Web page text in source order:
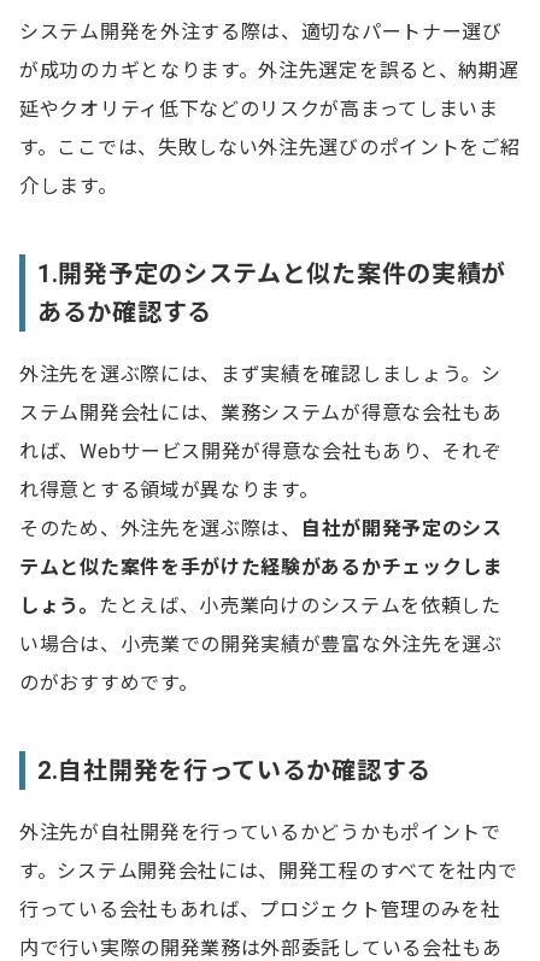
システム開発を外注する際は、適切なパートナー選び
が成功のカギとなります。外注先選定を誤ると、納期遅
延やクオリティ低下などのリスクが高まってしまいま
す。ここでは、失敗しない外注先選びのポイントをご紹
介します。
1.開発予定のシステムと似た案件の実績が
あるか確認する
外注先を選ぶ際には、まず実績を確認しましょう。シ
ステム開発会社には、業務システムが得意な会社もあ
れば、Webサービス開発が得意な会社もあり、それぞ
れ得意とする領域が異なります。
そのため、外注先を選ぶ際は、
自社が開発予定のシス
テムと似た案件を手がけた経験があるかチェックしま
しょう。
たとえば、小売業向けのシステムを依頼した
い場合は、小売業での開発実績が豊富な外注先を選ぶ
のがおすすめです。
2.自社開発を行っているか確認する
外注先が自社開発を行っているかどうかもポイントで
す。システム開発会社には、開発工程のすべてを社内で
行っている会社もあれば、プロジェクト管理のみを社
内で行い実際の開発業務は外部委託している会社もあ